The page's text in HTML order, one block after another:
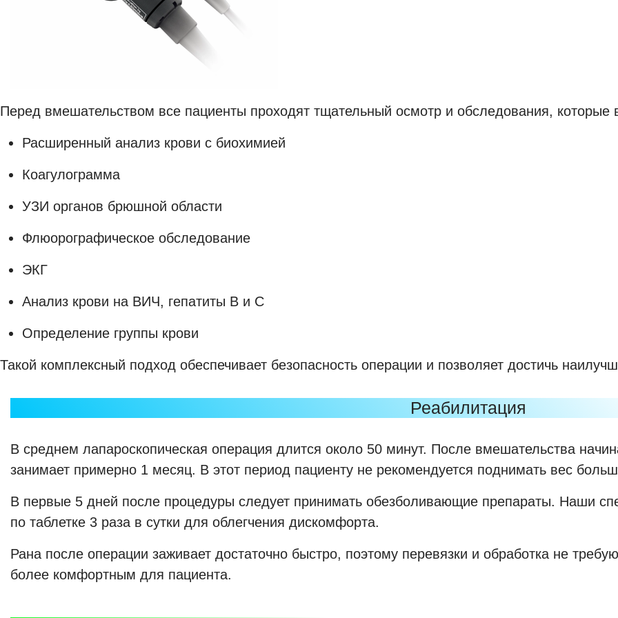
Перед вмешательством все пациенты проходят тщательный осмотр и обследования, которые
Расширенный анализ крови с биохимией
Коагулограмма
УЗИ органов брюшной области
Флюорографическое обследование
ЭКГ
Анализ крови на ВИЧ, гепатиты В и С
Определение группы крови
Такой комплексный подход обеспечивает безопасность операции и позволяет достичь
Реабилитация
В среднем лапароскопическая операция длится около 50 минут. После вмешательства
занимает примерно 1 месяц. В этот период пациенту не рекомендуется поднимать вес
В первые 5 дней после процедуры следует принимать обезболивающие препараты. Наши
по таблетке 3 раза в сутки для облегчения дискомфорта.
Рана после операции заживает достаточно быстро, поэтому перевязки и обработка не
более комфортным для пациента.